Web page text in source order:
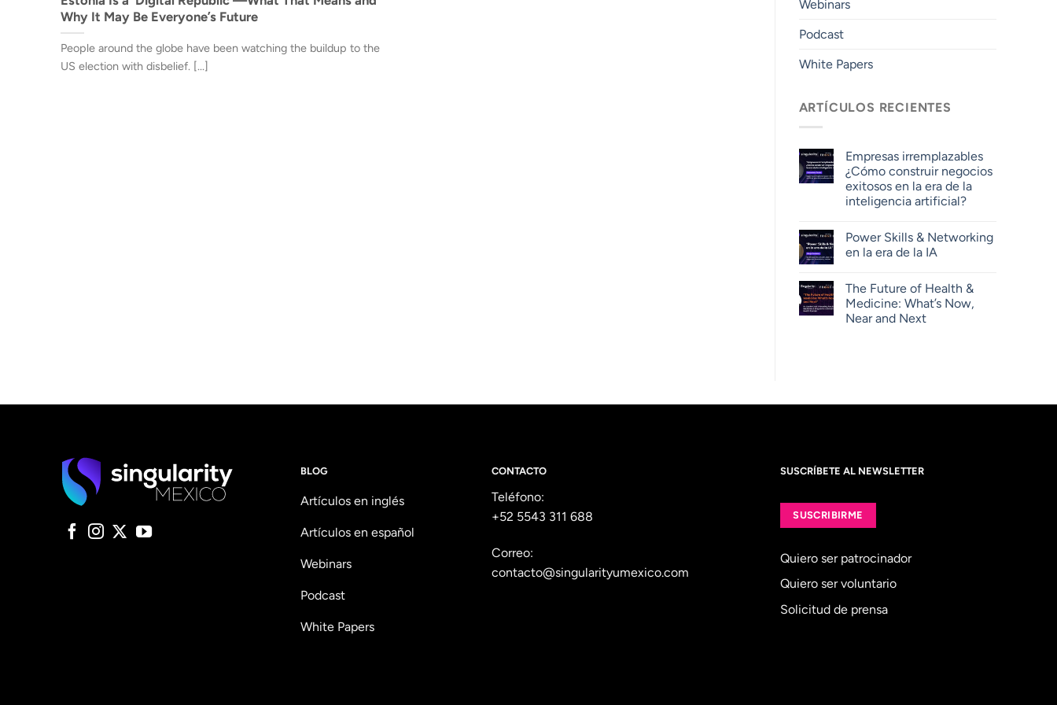
Why It May Be Everyone’s Future
People around the globe have been watching the buildup to the
US election with disbelief. [...]
Webinars
Podcast
White Papers
ARTÍCULOS RECIENTES
Empresas irremplazables
¿Cómo construir negocios
exitosos en la era de la
inteligencia artificial?
Power Skills & Networking
en la era de la IA
The Future of Health &
Medicine: What’s Now,
Near and Next
BLOG
Artículos en inglés
Artículos en español
Webinars
Podcast
White Papers
CONTACTO
Teléfono:
+52 5543 311 688
Correo:
contacto@singularityumexico.com
SUSCRÍBETE AL NEWSLETTER
SUSCRIBIRME
Quiero ser patrocinador
Quiero ser voluntario
Solicitud de prensa